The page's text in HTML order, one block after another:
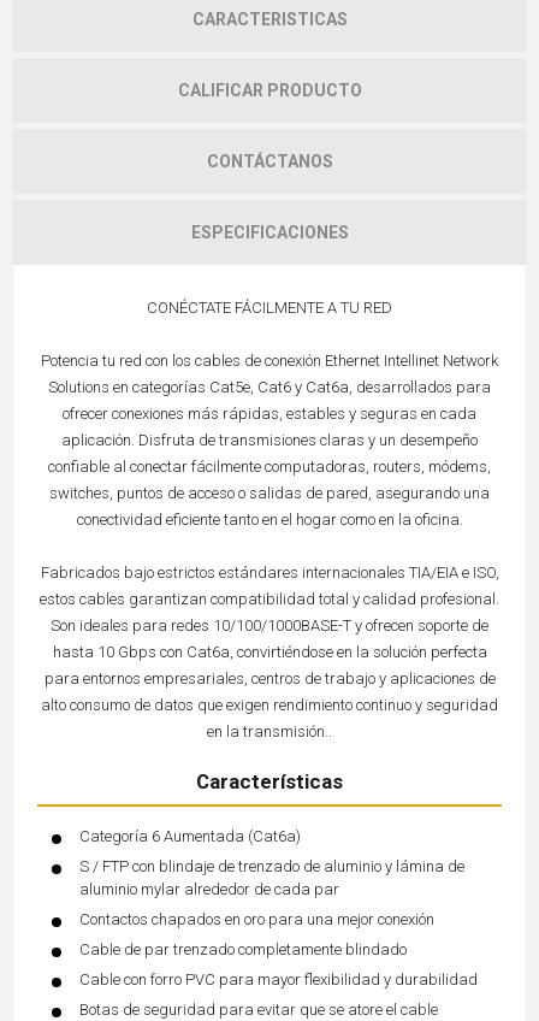
CARACTERISTICAS
CALIFICAR PRODUCTO
CONTÁCTANOS
ESPECIFICACIONES
CONÉCTATE FÁCILMENTE A TU RED
Potencia tu red con los cables de conexión Ethernet Intellinet Network
Solutions en categorías Cat5e, Cat6 y Cat6a, desarrollados para
ofrecer conexiones más rápidas, estables y seguras en cada
aplicación. Disfruta de transmisiones claras y un desempeño
confiable al conectar fácilmente computadoras, routers, módems,
switches, puntos de acceso o salidas de pared, asegurando una
conectividad eficiente tanto en el hogar como en la oficina.
Fabricados bajo estrictos estándares internacionales TIA/EIA e ISO,
estos cables garantizan compatibilidad total y calidad profesional.
Son ideales para redes 10/100/1000BASE-T y ofrecen soporte de
hasta 10 Gbps con Cat6a, convirtiéndose en la solución perfecta
para entornos empresariales, centros de trabajo y aplicaciones de
alto consumo de datos que exigen rendimiento continuo y seguridad
en la transmisión..
Características
Categoría 6 Aumentada (Cat6a)
S / FTP con blindaje de trenzado de aluminio y lámina de
aluminio mylar alrededor de cada par
Contactos chapados en oro para una mejor conexión
Cable de par trenzado completamente blindado
Cable con forro PVC para mayor flexibilidad y durabilidad
Botas de seguridad para evitar que se atore el cable